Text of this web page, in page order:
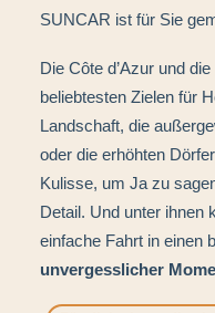
SUNCAR ist für Sie
Die Côte d’Azur und
beliebtesten Zielen für
Landschaft, die
oder die erhöhten
Kulisse, um Ja zu
Detail. Und unter ihnen
einfache Fahrt in einen
unvergesslicher